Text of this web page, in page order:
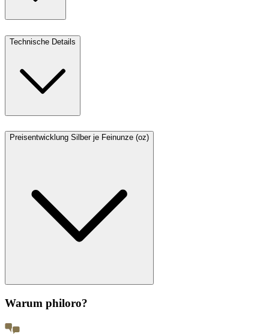
Technische Details
Preisentwicklung Silber je Feinunze (oz)
Warum philoro?